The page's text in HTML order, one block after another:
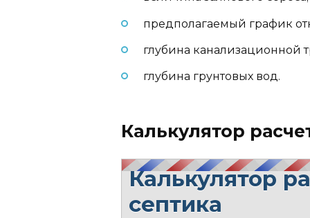
предполагаемый график
глубина канализационной
глубина грунтовых вод.
Калькулятор
Калькулятор
септика